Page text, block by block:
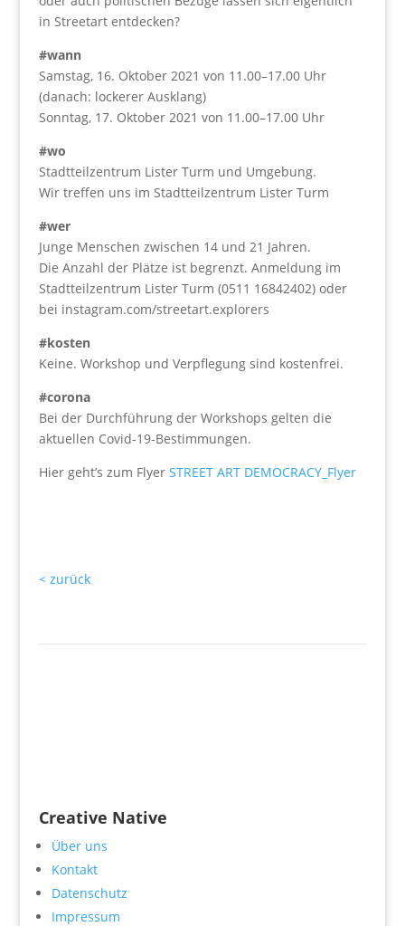
in Streetart entdecken?
#wann
Samstag, 16. Oktober 2021 von 11.00–17.00 Uhr
(danach: lockerer Ausklang)
Sonntag, 17. Oktober 2021 von 11.00–17.00 Uhr
#wo
Stadtteilzentrum Lister Turm und Umgebung.
Wir treffen uns im Stadtteilzentrum Lister Turm
#wer
Junge Menschen zwischen 14 und 21 Jahren.
Die Anzahl der Plätze ist begrenzt. Anmeldung im
Stadtteilzentrum Lister Turm (0511 16842402) oder
bei instagram.com/streetart.explorers
#kosten
Keine. Workshop und Verpflegung sind kostenfrei.
#corona
Bei der Durchführung der Workshops gelten die
aktuellen Covid-19-Bestimmungen.
Hier geht’s zum Flyer STREET ART DEMOCRACY_Flyer
< zurück
Creative Native
Über uns
Kontakt
Datenschutz
Impressum